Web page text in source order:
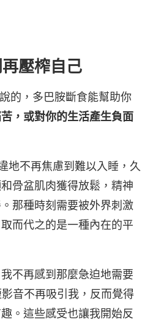
壓榨自己
的，多巴胺斷食能幫助你
，或對你的生活產生負面
地不再焦慮到難以入睡，久
骨盆肌肉獲得放鬆，精神
那種時刻需要被外界刺激
而代之的是一種內在的平
不再感到那麼急迫地需要
音不再吸引我，反而覺得
。這些感受也讓我開始反